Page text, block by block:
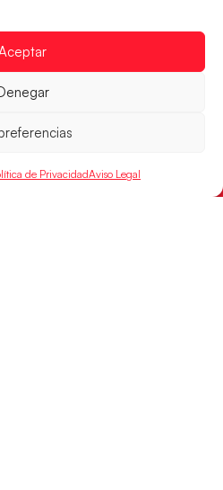
de PrivacidadAviso Legal
los derechos reservados –
por